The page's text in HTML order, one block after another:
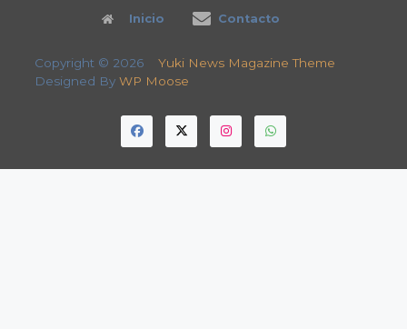
Inicio Contacto
Copyright © 2026 Yuki News Magazine Theme
Designed By WP Moose